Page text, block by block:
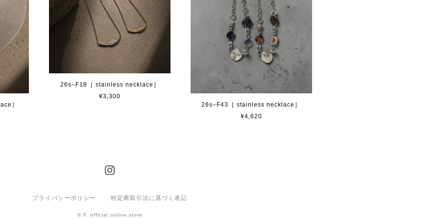
］
26s–F18［ stainless necklace］
¥3,300
26s–F43［ stainless necklace］
¥4,620
プライバシーポリシー 特定商取引法に基づく表記
© F. official online store